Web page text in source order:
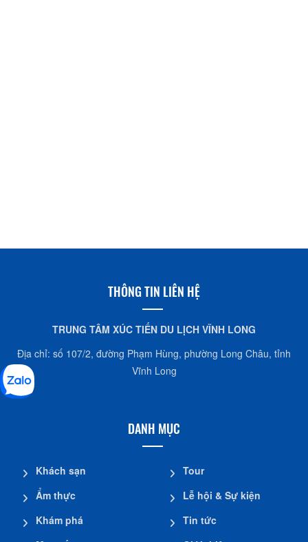
02703.890.316
ATM Agribank - Trà Ôn
30B Gia Long, Khu 1 , TT Trà Ôn, Trà Ôn, Vĩnh
Long
02703.770.314
02703.934.080
ATM Agribank - Hòa Phú, Long Hồ
ấp Phước Long, xã Lộc Hòa, huyện Long Hồ, tỉnh
THÔNG TIN LIÊN HỆ
TRUNG TÂM XÚC TIẾN DU LỊCH VĨNH LONG
Địa chỉ: số 107/2, đường Phạm Hùng, phường Long Châu, tỉnh
Vĩnh Long
DANH MỤC
Khách sạn
Ẩm thực
Khám phá
Tour
Lễ hội & Sự kiện
Tin tức